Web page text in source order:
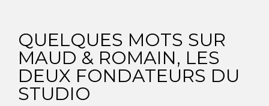
QUELQUES MOTS SUR
MAUD & ROMAIN, LES
DEUX FONDATEURS DU
STUDIO